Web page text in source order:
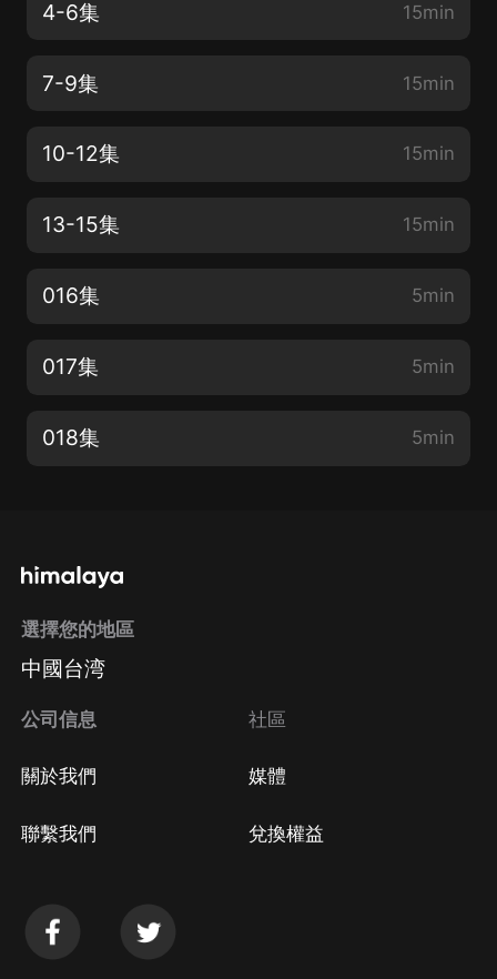
4-6集 15min
7-9集 15min
10-12集 15min
13-15集 15min
016集 5min
017集 5min
018集 5min
選擇您的地區
中國台湾
公司信息
關於我們
聯繫我們
社區
媒體
兌換權益